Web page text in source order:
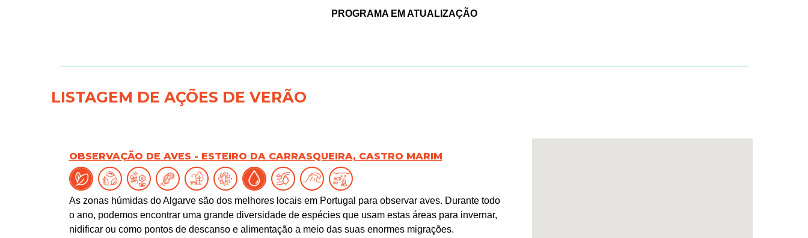
PROGRAMA EM ATUALIZAÇÃO
LISTAGEM DE AÇÕES DE VERÃO
OBSERVAÇÃO DE AVES - ESTEIRO DA CARRASQUEIRA, CASTRO MARIM
As zonas húmidas do Algarve são dos melhores locais em Portugal para observar aves. Durante todo
o ano, podemos encontrar uma grande diversidade de espécies que usam estas áreas para invernar,
nidificar ou como pontos de descanso e alimentação a meio das suas enormes migrações.